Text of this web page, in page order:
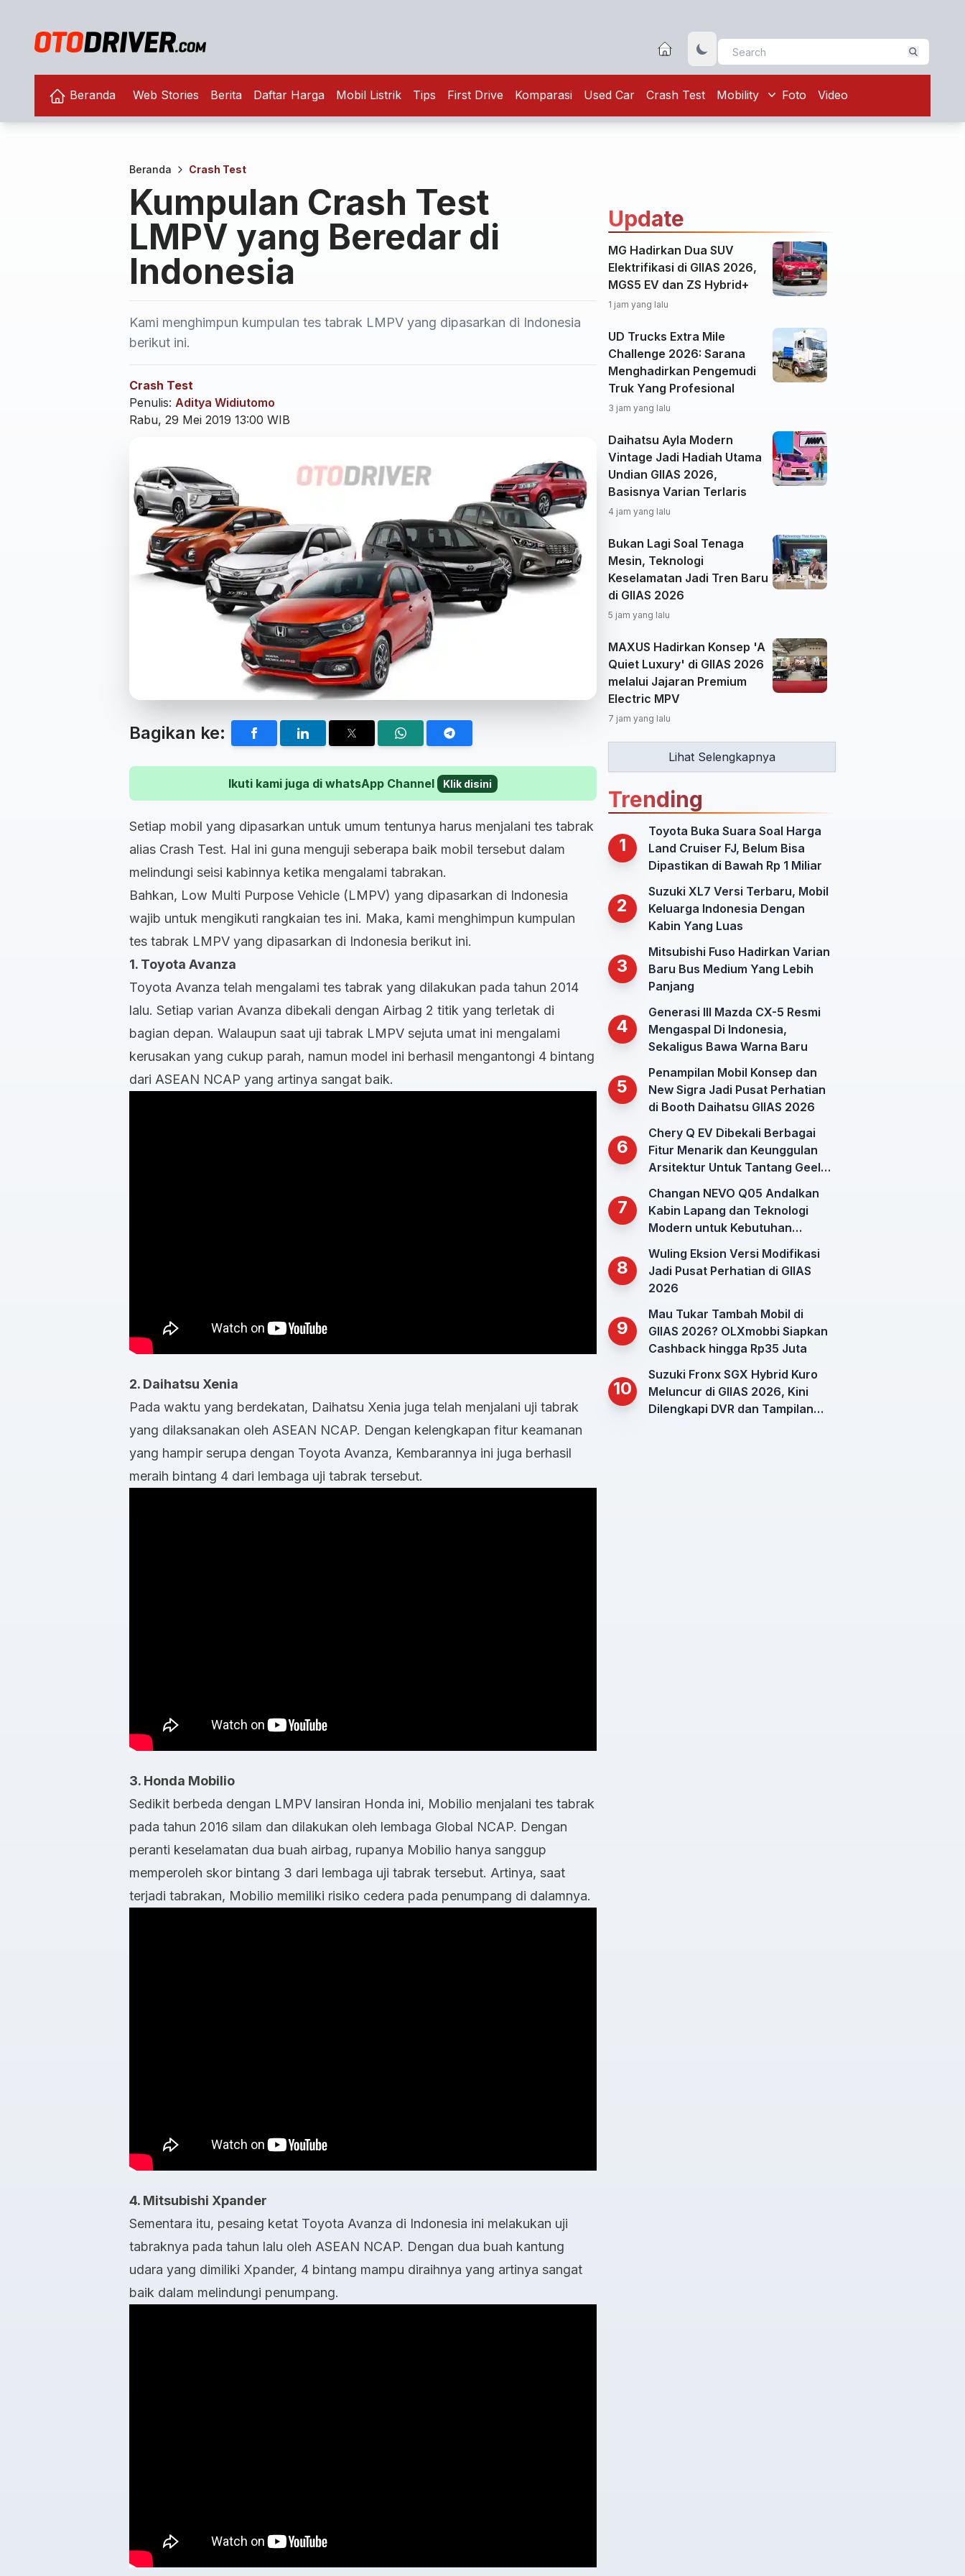
Beranda Web Stories Berita Daftar Harga Mobil Listrik Tips First Drive Komparasi Used Car Crash Test Mobility Foto Video
Beranda Crash Test
Kumpulan Crash Test
LMPV yang Beredar di
Indonesia
Kami menghimpun kumpulan tes tabrak LMPV yang dipasarkan di Indonesia
berikut ini.
Crash Test
Penulis: Aditya Widiutomo
Rabu, 29 Mei 2019 13:00 WIB
Bagikan ke:
Ikuti kami juga di whatsApp Channel Klik disini
Setiap mobil yang dipasarkan untuk umum tentunya harus menjalani tes tabrak
alias Crash Test. Hal ini guna menguji seberapa baik mobil tersebut dalam
melindungi seisi kabinnya ketika mengalami tabrakan.
Bahkan, Low Multi Purpose Vehicle (LMPV) yang dipasarkan di Indonesia
wajib untuk mengikuti rangkaian tes ini. Maka, kami menghimpun kumpulan
tes tabrak LMPV yang dipasarkan di Indonesia berikut ini.
1. Toyota Avanza
Toyota Avanza telah mengalami tes tabrak yang dilakukan pada tahun 2014
lalu. Setiap varian Avanza dibekali dengan Airbag 2 titik yang terletak di
bagian depan. Walaupun saat uji tabrak LMPV sejuta umat ini mengalami
kerusakan yang cukup parah, namun model ini berhasil mengantongi 4 bintang
dari ASEAN NCAP yang artinya sangat baik.
2. Daihatsu Xenia
Pada waktu yang berdekatan, Daihatsu Xenia juga telah menjalani uji tabrak
yang dilaksanakan oleh ASEAN NCAP. Dengan kelengkapan fitur keamanan
yang hampir serupa dengan Toyota Avanza, Kembarannya ini juga berhasil
meraih bintang 4 dari lembaga uji tabrak tersebut.
3. Honda Mobilio
Sedikit berbeda dengan LMPV lansiran Honda ini, Mobilio menjalani tes tabrak
pada tahun 2016 silam dan dilakukan oleh lembaga Global NCAP. Dengan
peranti keselamatan dua buah airbag, rupanya Mobilio hanya sanggup
memperoleh skor bintang 3 dari lembaga uji tabrak tersebut. Artinya, saat
terjadi tabrakan, Mobilio memiliki risiko cedera pada penumpang di dalamnya.
4. Mitsubishi Xpander
Sementara itu, pesaing ketat Toyota Avanza di Indonesia ini melakukan uji
tabraknya pada tahun lalu oleh ASEAN NCAP. Dengan dua buah kantung
udara yang dimiliki Xpander, 4 bintang mampu diraihnya yang artinya sangat
baik dalam melindungi penumpang.
Update
MG Hadirkan Dua SUV
Elektrifikasi di GIIAS 2026,
MGS5 EV dan ZS Hybrid+
1 jam yang lalu
UD Trucks Extra Mile
Challenge 2026: Sarana
Menghadirkan Pengemudi
Truk Yang Profesional
3 jam yang lalu
Daihatsu Ayla Modern
Vintage Jadi Hadiah Utama
Undian GIIAS 2026,
Basisnya Varian Terlaris
4 jam yang lalu
Bukan Lagi Soal Tenaga
Mesin, Teknologi
Keselamatan Jadi Tren Baru
di GIIAS 2026
5 jam yang lalu
MAXUS Hadirkan Konsep 'A
Quiet Luxury' di GIIAS 2026
melalui Jajaran Premium
Electric MPV
7 jam yang lalu
Lihat Selengkapnya
Trending
1
Toyota Buka Suara Soal Harga
Land Cruiser FJ, Belum Bisa
Dipastikan di Bawah Rp 1 Miliar
2
Suzuki XL7 Versi Terbaru, Mobil
Keluarga Indonesia Dengan
Kabin Yang Luas
3
Mitsubishi Fuso Hadirkan Varian
Baru Bus Medium Yang Lebih
Panjang
4
Generasi III Mazda CX-5 Resmi
Mengaspal Di Indonesia,
Sekaligus Bawa Warna Baru
5
Penampilan Mobil Konsep dan
New Sigra Jadi Pusat Perhatian
di Booth Daihatsu GIIAS 2026
6
Chery Q EV Dibekali Berbagai
Fitur Menarik dan Keunggulan
Arsitektur Untuk Tantang Geely
7
Changan NEVO Q05 Andalkan
Kabin Lapang dan Teknologi
Modern untuk Kebutuhan
8
Wuling Eksion Versi Modifikasi
Jadi Pusat Perhatian di GIIAS
2026
9
Mau Tukar Tambah Mobil di
GIIAS 2026? OLXmobbi Siapkan
Cashback hingga Rp35 Juta
10
Suzuki Fronx SGX Hybrid Kuro
Meluncur di GIIAS 2026, Kini
Dilengkapi DVR dan Tampilan